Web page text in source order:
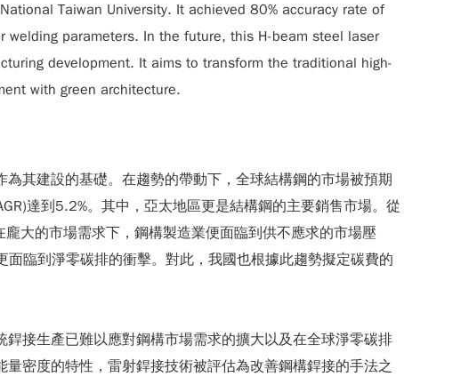
Taiwan University. It achieved 80% accuracy rate of
parameters. In the future, this H-beam steel laser
development. It aims to transform the traditional high-
with green architecture.
其建設的基礎。在趨勢的帶動下，全球結構鋼的市場被預期
達到5.2%。其中，亞太地區更是結構鋼的主要銷售市場。從
大的市場需求下，鋼構製造業便面臨到供不應求的市場壓
臨到淨零碳排的衝擊。對此，我國也根據此趨勢擬定碳費的
接生產已難以應對鋼構市場需求的擴大以及在全球淨零碳排
密度的特性，雷射銲接技術被評估為改善鋼構銲接的手法之